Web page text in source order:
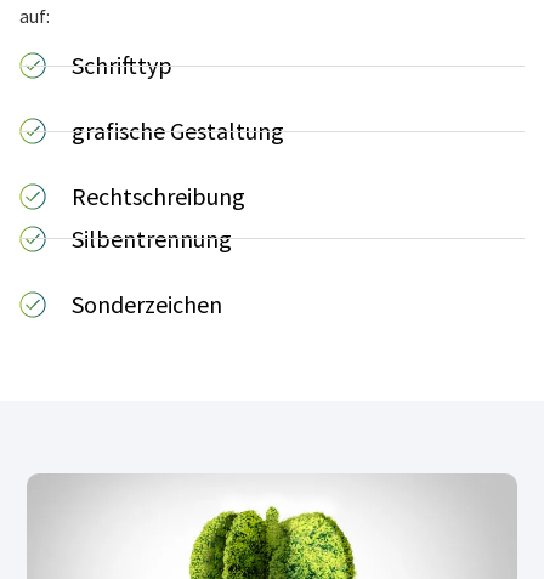
auf:
Schrifttyp
grafische Gestaltung
Rechtschreibung
Silbentrennung
Sonderzeichen